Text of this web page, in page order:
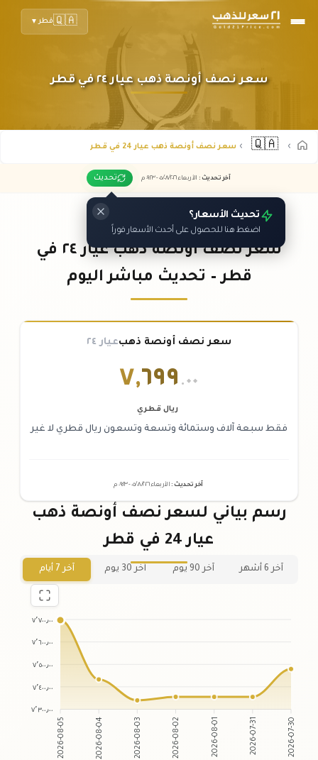
🇶🇦قطر▼
سعر نصف أونصة ذهب عيار ٢٤ في قطر
🇶🇦 سعر نصف أونصة ذهب عيار 24 في قطر
آخر تحديث : الأربعاء ٠٥ /٠٨/٢٠٢٦ - ٠٩:٢٣ م تحديث
تحديث الأسعار؟
اضغط هنا للحصول على أحدث الأسعار فوراً
سعر نصف أونصة ذهب عيار ٢٤ في
قطر – تحديث مباشر اليوم
سعر نصف أونصة ذهبعيار ٢٤
٧,٦٩٩ .٠٠
ريال قطري
فقط سبعة آلاف وستمائة وتسعة وتسعون ريال قطري لا غير
آخر تحديث : الأربعاء ٠٥ /٠٨/٢٠٢٦ - ٠٩:٢٣م
رسم بياني لسعر نصف أونصة ذهب
عيار 24 في قطر
آخر 6 أشهر آخر 90 يوم آخر 30 يوم آخر 7 أيام
٧٬٧٠٠٫٠٠
٧٬٦٠٠٫٠٠
٧٬٥٠٠٫٠٠
٧٬٤٠٠٫٠٠
٧٬٣٠٠٫٠٠
2026-08-05 2026-08-04 2026-08-03 2026-08-02 2026-08-01 2026-07-31 2026-07-30